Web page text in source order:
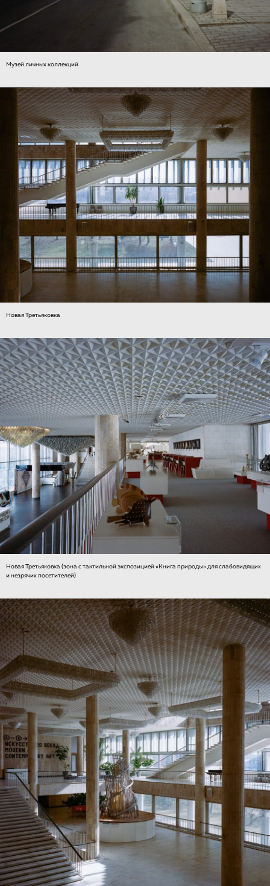
Музей личных коллекций
Новая Третьяковка
Новая Третьяковка (зона с тактильной экспозицией «Книга природы» для слабовидящих
и незрячих посетителей)